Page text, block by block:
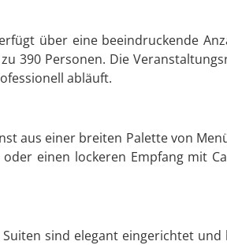
über eine beeindruckende
390 Personen. Die
abläuft.
aus einer breiten Palette von
einen lockeren Empfang mit
sind elegant eingerichtet und